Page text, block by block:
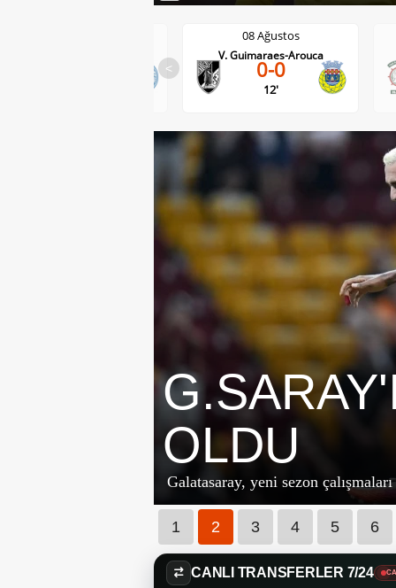
<
08 Ağustos
V. Guimaraes-Arouca
0-0
12'
OLDU
Galatasaray, yeni sezon
1 2 3 4 5 6
CANLI TRANSFERLER 7/24